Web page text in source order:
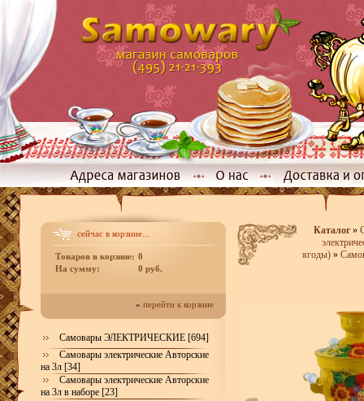
сейчас в корзине...
Товаров в корзине: 0
На сумму:
0 руб.
» перейти к корзине
Самовары ЭЛЕКТРИЧЕСКИЕ [694]
Самовары электрические Авторские
на 3л [34]
Самовары электрические Авторские
на 3л в наборе [23]
Каталог»
ягоды) »